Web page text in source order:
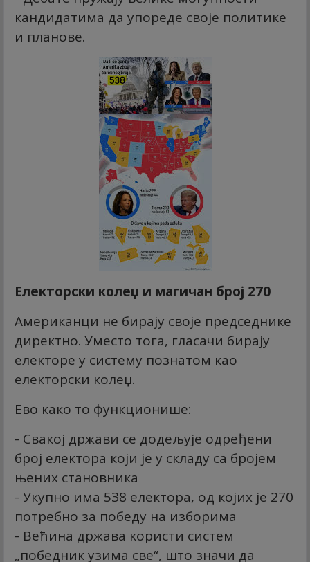
кандидатима да упореде своје политике
и планове.
Електорски колеџ и магичан број 270
Американци не бирају своје председнике
директно. Уместо тога, гласачи бирају
електоре у систему познатом као
електорски колеџ.
Ево како то функционише:
- Свакој држави се додељује одређени
број електора који је у складу са бројем
њених становника
- Укупно има 538 електора, од којих је 270
потребно за победу на изборима
- Већина држава користи систем
„победник узима све“, што значи да